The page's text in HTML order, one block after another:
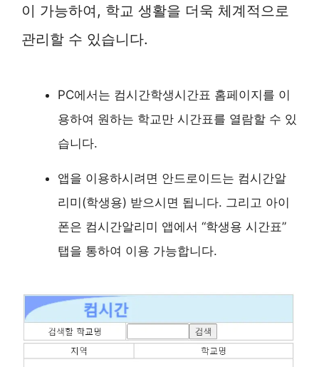
이 가능하여, 학교 생활을 더욱 체계적으로
관리할 수 있습니다.
PC에서는 컴시간학생시간표 홈페이지를 이
용하여 원하는 학교만 시간표를 열람할 수 있
습니다.
앱을 이용하시려면 안드로이드는 컴시간알
리미(학생용) 받으시면 됩니다. 그리고 아이
폰은 컴시간알리미 앱에서 “학생용 시간표”
탭을 통하여 이용 가능합니다.